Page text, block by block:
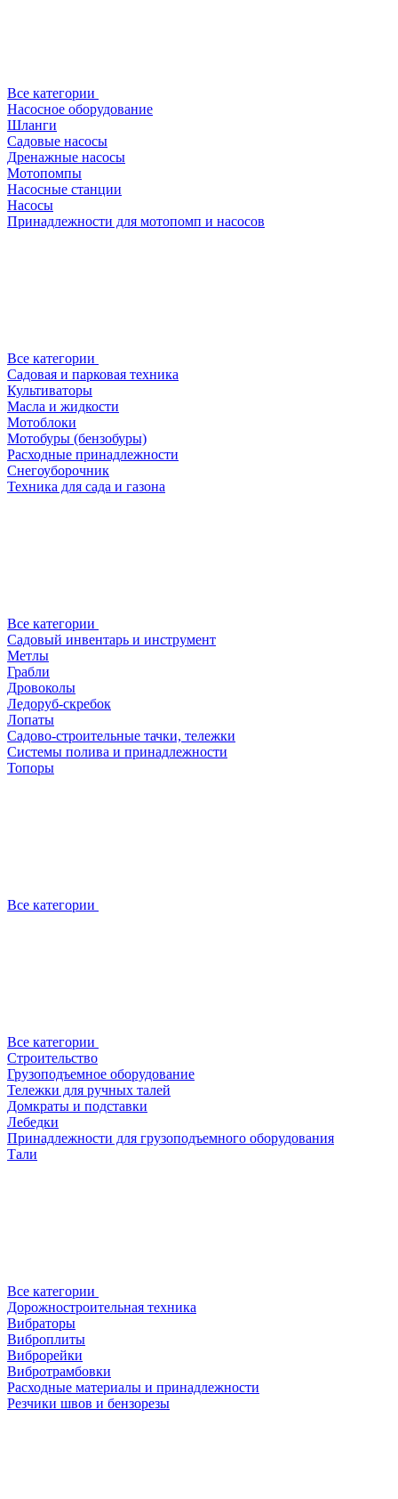
Все категории
Насосное оборудование
Шланги
Садовые насосы
Дренажные насосы
Мотопомпы
Насосные станции
Насосы
Принадлежности для мотопомп и насосов
Все категории
Садовая и парковая техника
Культиваторы
Масла и жидкости
Мотоблоки
Мотобуры (бензобуры)
Расходные принадлежности
Снегоуборочник
Техника для сада и газона
Все категории
Садовый инвентарь и инструмент
Метлы
Грабли
Дровоколы
Ледоруб-скребок
Лопаты
Садово-строительные тачки, тележки
Системы полива и принадлежности
Топоры
Все категории
Все категории
Строительство
Грузоподъемное оборудование
Тележки для ручных талей
Домкраты и подставки
Лебедки
Принадлежности для грузоподъемного оборудования
Тали
Все категории
Дорожностроительная техника
Вибраторы
Виброплиты
Виброрейки
Вибротрамбовки
Расходные материалы и принадлежности
Резчики швов и бензорезы